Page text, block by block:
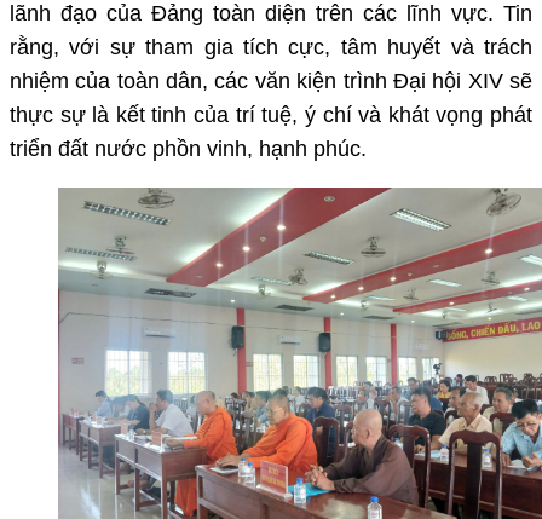
lãnh đạo của Đảng toàn diện trên các lĩnh vực. Tin
rằng, với sự tham gia tích cực, tâm huyết và trách
nhiệm của toàn dân, các văn kiện trình Đại hội XIV sẽ
thực sự là kết tinh của trí tuệ, ý chí và khát vọng phát
triển đất nước phồn vinh, hạnh phúc.